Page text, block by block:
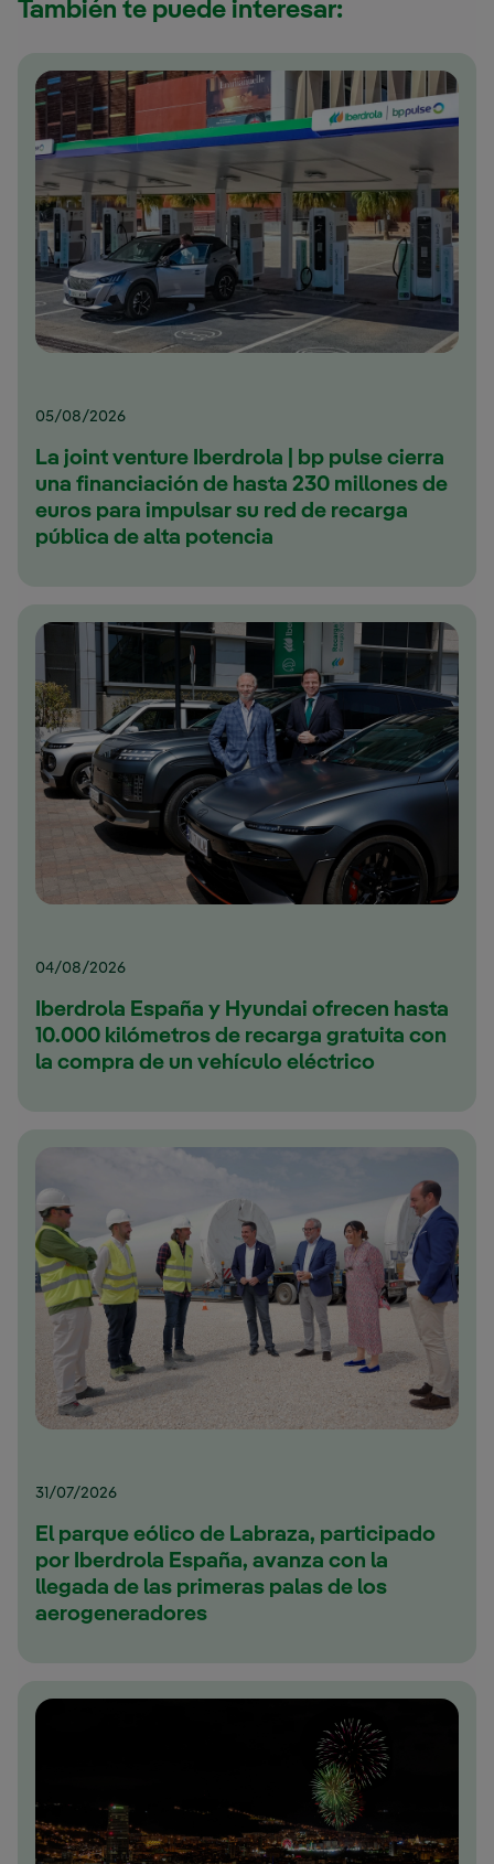
También te puede interesar:
05/08/2026
La joint venture Iberdrola | bp pulse cierra
una financiación de hasta 230 millones de
euros para impulsar su red de recarga
pública de alta potencia
04/08/2026
Iberdrola España y Hyundai ofrecen hasta
10.000 kilómetros de recarga gratuita con
la compra de un vehículo eléctrico
31/07/2026
El parque eólico de Labraza, participado
por Iberdrola España, avanza con la
llegada de las primeras palas de los
aerogeneradores